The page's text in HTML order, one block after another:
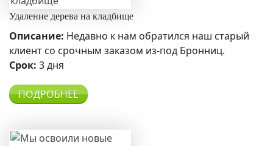
Удаление дерева на кладбище
Описание: Недавно к нам обратился наш старый
клиент со срочным заказом из-под Бронниц.
Срок: 3 дня
ПОДРОБНЕЕ